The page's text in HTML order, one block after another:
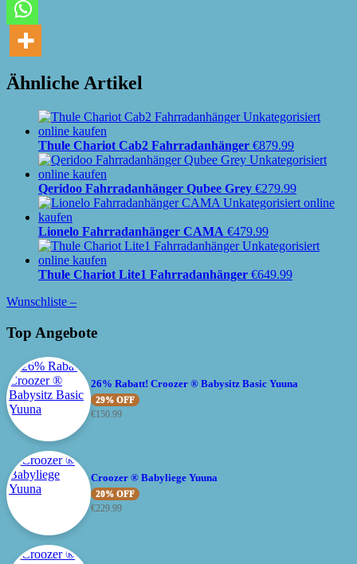
Ähnliche Artikel
Thule Chariot Cab2 Fahrradanhänger €879.99
Qeridoo Fahrradanhänger Qubee Grey €279.99
Lionelo Fahrradanhänger CAMA €479.99
Thule Chariot Lite1 Fahrradanhänger €649.99
Wunschliste –
Top Angebote
26% Rabatt! Croozer ® Babysitz Basic Yuuna
29% OFF
€150.99
Croozer ® Babyliege Yuuna
20% OFF
€229.99